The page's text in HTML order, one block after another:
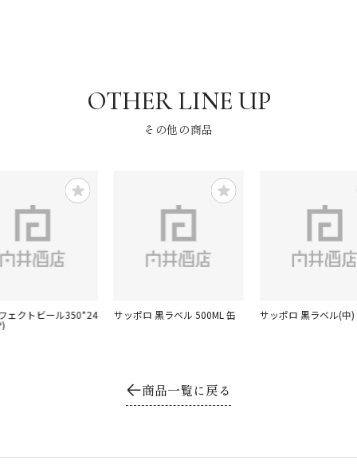
その他の商品
ェクトビール350*24 サッポロ 黒ラベル 500ML 缶 サッポロ 黒ラベル(中)
商品一覧に戻る